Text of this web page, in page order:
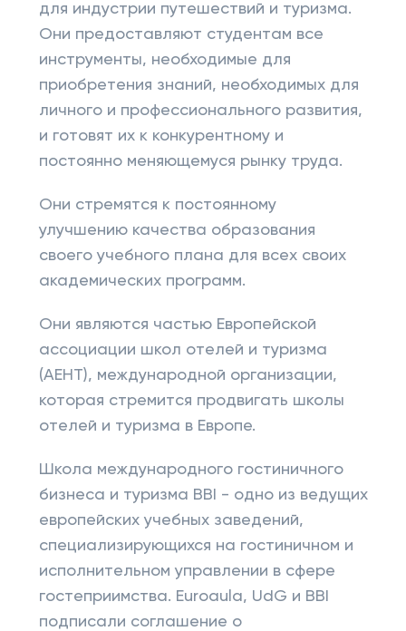
для индустрии путешествий и туризма.
Они предоставляют студентам все
инструменты, необходимые для
приобретения знаний, необходимых для
личного и профессионального развития,
и готовят их к конкурентному и
постоянно меняющемуся рынку труда.
Они стремятся к постоянному
улучшению качества образования
своего учебного плана для всех своих
академических программ.
Они являются частью Европейской
ассоциации школ отелей и туризма
(AEHT), международной организации,
которая стремится продвигать школы
отелей и туризма в Европе.
Школа международного гостиничного
бизнеса и туризма BBI - одно из ведущих
европейских учебных заведений,
специализирующихся на гостиничном и
исполнительном управлении в сфере
гостеприимства. Euroaula, UdG и BBI
подписали соглашение о